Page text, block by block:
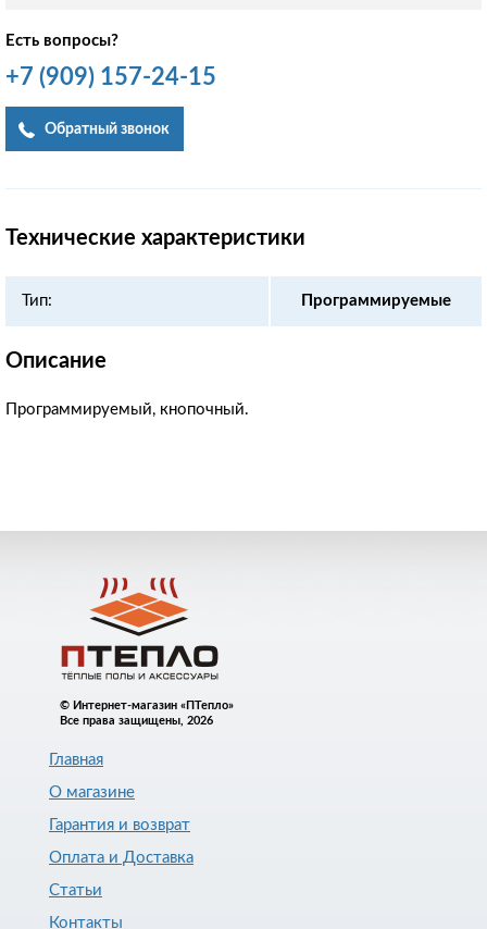
Есть вопросы?
+7 (909) 157-24-15
Обратный звонок
Технические характеристики
Тип: Программируемые
Описание
Программируемый, кнопочный.
© Интернет-магазин «ПТепло»
Все права защищены, 2026
Главная
О магазине
Гарантия и возврат
Оплата и Доставка
Статьи
Контакты